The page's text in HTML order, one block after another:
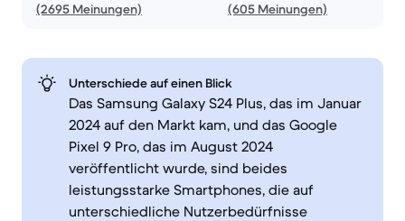
(2695 Meinungen)
(605 Meinungen)
Unterschiede auf einen Blick
Das Samsung Galaxy S24 Plus, das im Januar
2024 auf den Markt kam, und das Google
Pixel 9 Pro, das im August 2024
veröffentlicht wurde, sind beides
leistungsstarke Smartphones, die auf
unterschiedliche Nutzerbedürfnisse